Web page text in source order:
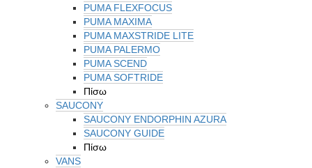
PUMA FLEXFOCUS
PUMA MAXIMA
PUMA MAXSTRIDE LITE
PUMA PALERMO
PUMA SCEND
PUMA SOFTRIDE
Πίσω
SAUCONY
SAUCONY ENDORPHIN AZURA
SAUCONY GUIDE
Πίσω
VANS